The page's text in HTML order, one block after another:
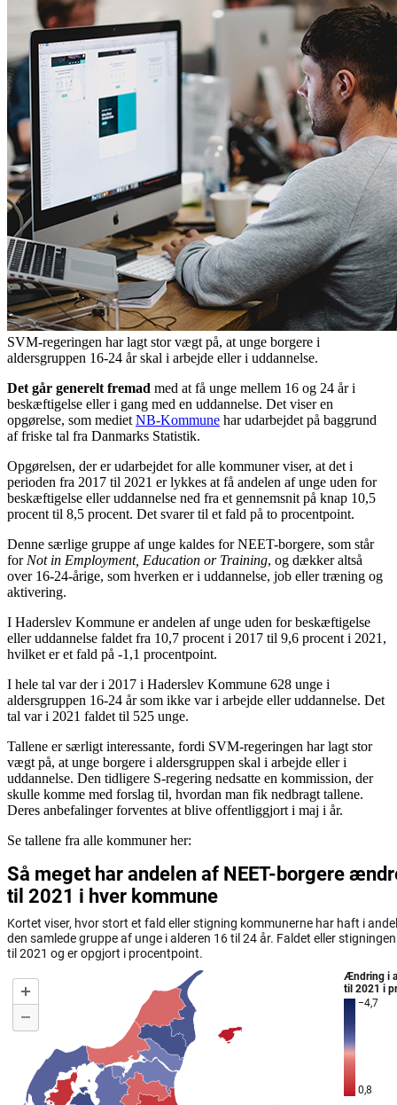
SVM-regeringen har lagt stor vægt på, at unge borgere i
aldersgruppen 16-24 år skal i arbejde eller i uddannelse.
Det går generelt fremad med at få unge mellem 16 og 24 år i
beskæftigelse eller i gang med en uddannelse. Det viser en
opgørelse, som mediet NB-Kommune har udarbejdet på baggrund
af friske tal fra Danmarks Statistik.
Opgørelsen, der er udarbejdet for alle kommuner viser, at det i
perioden fra 2017 til 2021 er lykkes at få andelen af unge uden for
beskæftigelse eller uddannelse ned fra et gennemsnit på knap 10,5
procent til 8,5 procent. Det svarer til et fald på to procentpoint.
Denne særlige gruppe af unge kaldes for NEET-borgere, som står
for Not in Employment, Education or Training, og dækker altså
over 16-24-årige, som hverken er i uddannelse, job eller træning og
aktivering.
I Haderslev Kommune er andelen af unge uden for beskæftigelse
eller uddannelse faldet fra 10,7 procent i 2017 til 9,6 procent i 2021,
hvilket er et fald på -1,1 procentpoint.
I hele tal var der i 2017 i Haderslev Kommune 628 unge i
aldersgruppen 16-24 år som ikke var i arbejde eller uddannelse. Det
tal var i 2021 faldet til 525 unge.
Tallene er særligt interessante, fordi SVM-regeringen har lagt stor
vægt på, at unge borgere i aldersgruppen skal i arbejde eller i
uddannelse. Den tidligere S-regering nedsatte en kommission, der
skulle komme med forslag til, hvordan man fik nedbragt tallene.
Deres anbefalinger forventes at blive offentliggjort i maj i år.
Se tallene fra alle kommuner her: